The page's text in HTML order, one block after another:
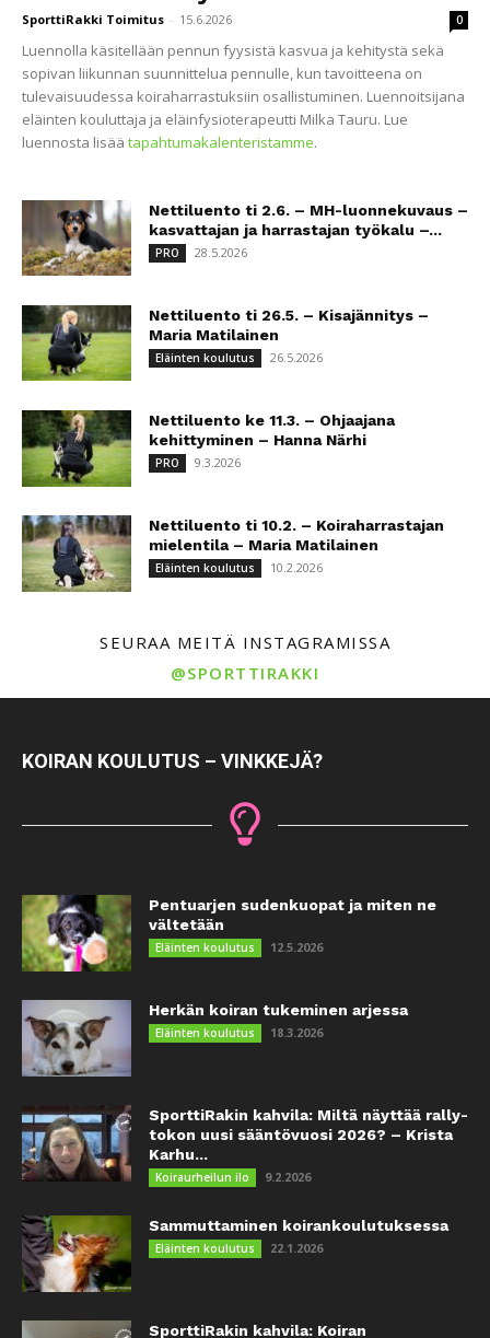
SporttiRakki Toimitus - 15.6.2026 0
Luennolla käsitellään pennun fyysistä kasvua ja kehitystä sekä
sopivan liikunnan suunnittelua pennulle, kun tavoitteena on
tulevaisuudessa koiraharrastuksiin osallistuminen. Luennoitsijana
eläinten kouluttaja ja eläinfysioterapeutti Milka Tauru. Lue
luennosta lisää tapahtumakalenteristamme.
Nettiluento ti 2.6. – MH-luonnekuvaus –
kasvattajan ja harrastajan työkalu –...
PRO 28.5.2026
Nettiluento ti 26.5. – Kisajännitys –
Maria Matilainen
Eläinten koulutus 26.5.2026
Nettiluento ke 11.3. – Ohjaajana
kehittyminen – Hanna Närhi
PRO 9.3.2026
Nettiluento ti 10.2. – Koiraharrastajan
mielentila – Maria Matilainen
Eläinten koulutus 10.2.2026
SEURAA MEITÄ INSTAGRAMISSA
@SPORTTIRAKKI
KOIRAN KOULUTUS – VINKKEJÄ?
Pentuarjen sudenkuopat ja miten ne
vältetään
Eläinten koulutus 12.5.2026
Herkän koiran tukeminen arjessa
Eläinten koulutus 18.3.2026
SporttiRakin kahvila: Miltä näyttää rally-
tokon uusi sääntövuosi 2026? – Krista
Karhu...
Koiraurheilun ilo 9.2.2026
Sammuttaminen koirankoulutuksessa
Eläinten koulutus 22.1.2026
SporttiRakin kahvila: Koiran